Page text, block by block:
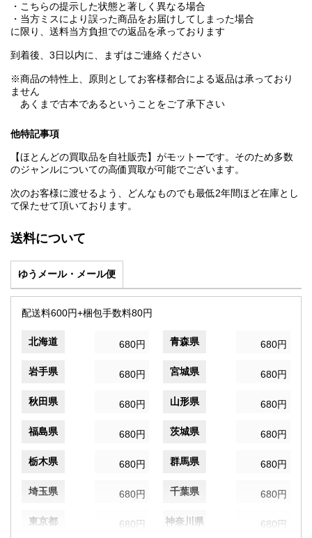
・こちらの提示した状態と著しく異なる場合
・当方ミスにより誤った商品をお届けしてしまった場合
に限り、送料当方負担での返品を承っております
到着後、3日以内に、まずはご連絡ください
※商品の特性上、原則としてお客様都合による返品は承っており
ません
あくまで古本であるということをご了承下さい
他特記事項
【ほとんどの買取品を自社販売】がモットーです。そのため多数
のジャンルについての高価買取が可能でございます。
次のお客様に渡せるよう、どんなものでも最低2年間ほど在庫とし
て保たせて頂いております。
送料について
ゆうメール・メール便
配送料600円+梱包手数料80円
北海道 680円 青森県 680円
岩手県 680円 宮城県 680円
秋田県 680円 山形県 680円
福島県 680円 茨城県 680円
栃木県 680円 群馬県 680円
埼玉県 680円 千葉県 680円
東京都 680円 神奈川県 680円